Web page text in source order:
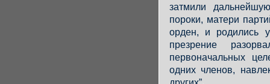
затмили
пороки, матери
орден, и родились
презрение
первоначальных
одних членов,